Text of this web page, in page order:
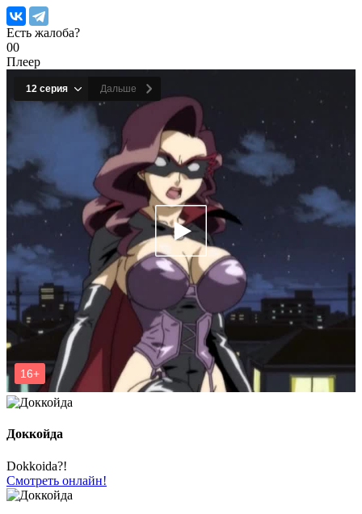
Есть жалоба?
00
Плеер
Доккойда
Dokkoida?!
Смотреть онлайн!